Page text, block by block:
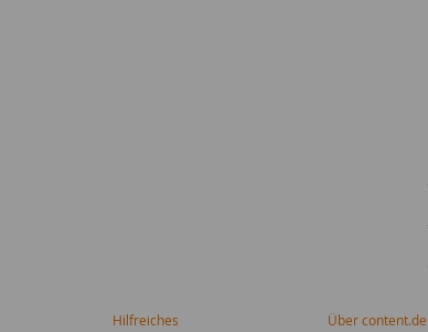
Hilfreiches Über content.de